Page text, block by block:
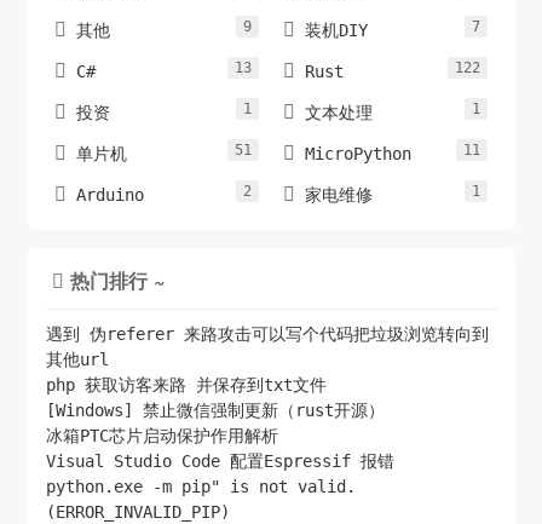
 其他 9  装机DIY 7
 C# 13  Rust 122
 投资 1  文本处理 1
 单片机 51  MicroPython 11
 Arduino 2  家电维修 1
 热门排行 ~
遇到 伪referer 来路攻击可以写个代码把垃圾浏览转向到
其他url
php 获取访客来路 并保存到txt文件
[Windows] 禁止微信强制更新（rust开源）
冰箱PTC芯片启动保护作用解析
Visual Studio Code 配置Espressif 报错
python.exe -m pip" is not valid.
(ERROR_INVALID_PIP)